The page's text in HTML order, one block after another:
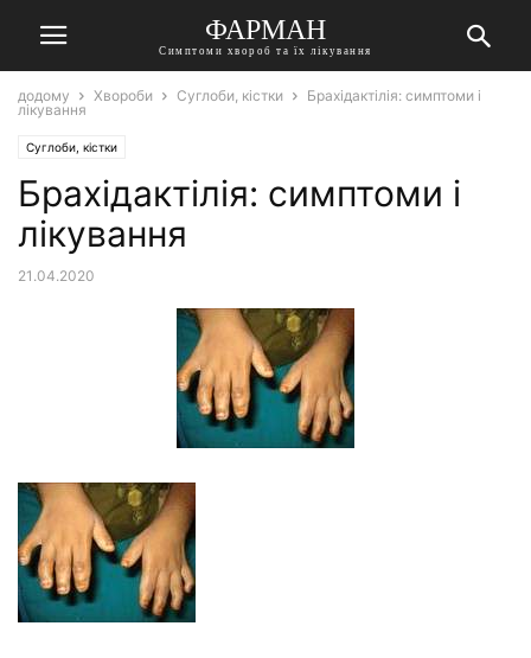
ФАРМАН
Симптоми хвороб та їх лікування
додому Хвороби Суглоби, кістки
Брахідактілія: симптоми і
лікування
Суглоби, кістки
Брахідактілія: симптоми і
лікування
21.04.2020